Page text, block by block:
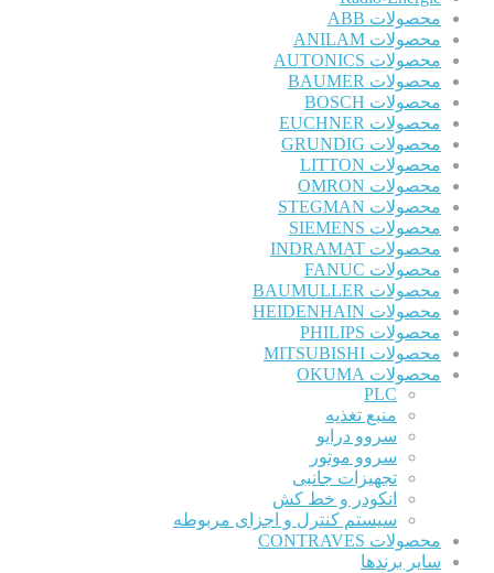
محصولات ABB
محصولات ANILAM
محصولات AUTONICS
محصولات BAUMER
محصولات BOSCH
محصولات EUCHNER
محصولات GRUNDIG
محصولات LITTON
محصولات OMRON
محصولات STEGMAN
محصولات SIEMENS
محصولات INDRAMAT
محصولات FANUC
محصولات BAUMULLER
محصولات HEIDENHAIN
محصولات PHILIPS
محصولات MITSUBISHI
محصولات OKUMA
PLC
منبع تغذیه
سروو درایو
سروو موتور
تجهیزات جانبی
انکودر و خط کش
سیستم کنترل و اجزای مربوطه
محصولات CONTRAVES
سایر برندها